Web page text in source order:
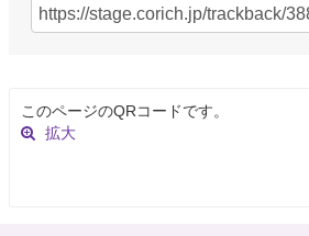
このページのQRコードです。
拡大